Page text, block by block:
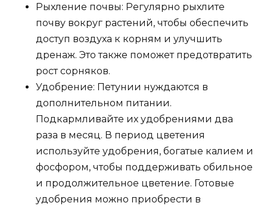
Рыхление почвы: Регулярно рыхлите
почву вокруг растений, чтобы обеспечить
доступ воздуха к корням и улучшить
дренаж. Это также поможет предотвратить
рост сорняков.
Удобрение: Петунии нуждаются в
дополнительном питании.
Подкармливайте их удобрениями два
раза в месяц. В период цветения
используйте удобрения, богатые калием и
фосфором, чтобы поддерживать обильное
и продолжительное цветение. Готовые
удобрения можно приобрести в